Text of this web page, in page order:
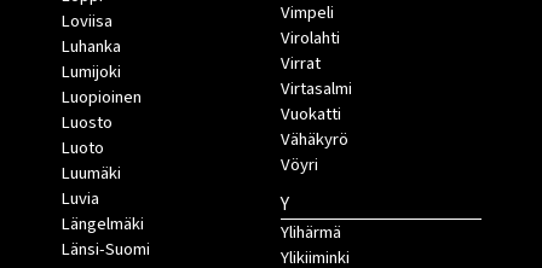
Loviisa
Luhanka
Lumijoki
Luopioinen
Luosto
Luoto
Luumäki
Luvia
Längelmäki
Länsi-Suomi
Vimpeli
Virolahti
Virrat
Virtasalmi
Vuokatti
Vähäkyrö
Vöyri
Y
Ylihärmä
Ylikiiminki